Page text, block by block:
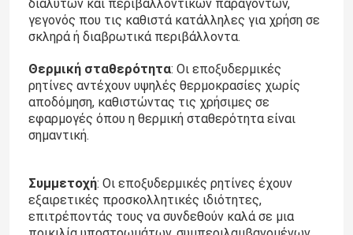
διαλυτών και περιβαλλοντικών παραγόντων,
γεγονός που τις καθιστά κατάλληλες για χρήση σε
σκληρά ή διαβρωτικά περιβάλλοντα.
Θερμική σταθερότητα: Οι εποξυδερμικές
ρητίνες αντέχουν υψηλές θερμοκρασίες χωρίς
αποδόμηση, καθιστώντας τις χρήσιμες σε
εφαρμογές όπου η θερμική σταθερότητα είναι
σημαντική.
Συμμετοχή: Οι εποξυδερμικές ρητίνες έχουν
εξαιρετικές προσκολλητικές ιδιότητες,
επιτρέποντάς τους να συνδεθούν καλά σε μια